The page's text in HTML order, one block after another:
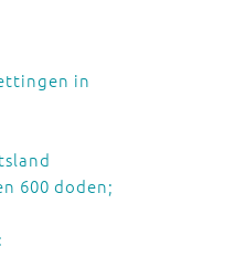
in
600 doden;